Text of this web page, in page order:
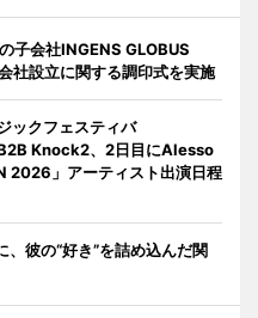
子会社INGENS GLOBUS
社設立に関する調印式を実施
ックフェスティバ
、2日目にAlesso
」アーティスト出演日程
彼の“好き”を詰め込んだ関